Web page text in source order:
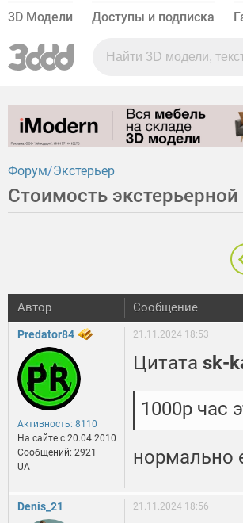
3D Модели Доступы и подписка
Форум Экстерьер
Стоимость
Автор Сообщение
Predator84
Активность: 8110
На сайте c 20.04.2010
Сообщений: 2921
UA
21.11.2024 18:53
Цитата sk-
1000р час
нормально
Denis_21 21.11.2024 18:56